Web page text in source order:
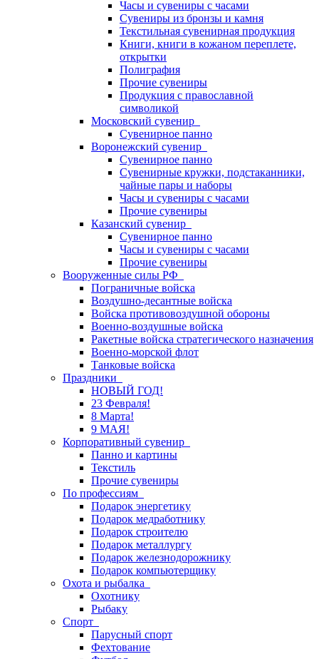
Часы и сувениры с часами
Сувениры из бронзы и камня
Текстильная сувенирная продукция
Книги, книги в кожаном переплете,
открытки
Полиграфия
Прочие сувениры
Продукция с православной
символикой
Московский сувенир
Сувенирное панно
Воронежский сувенир
Сувенирное панно
Сувенирные кружки, подстаканники,
чайные пары и наборы
Часы и сувениры с часами
Прочие сувениры
Казанский сувенир
Сувенирное панно
Часы и сувениры с часами
Прочие сувениры
Вооруженные силы РФ
Пограничные войска
Воздушно-десантные войска
Войска противовоздушной обороны
Военно-воздушные войска
Ракетные войска стратегического назначения
Военно-морской флот
Танковые войска
Праздники
НОВЫЙ ГОД!
23 Февраля!
8 Марта!
9 МАЯ!
Корпоративный сувенир
Панно и картины
Текстиль
Прочие сувениры
По профессиям
Подарок энергетику
Подарок медработнику
Подарок строителю
Подарок металлургу
Подарок железнодорожнику
Подарок компьютерщику
Охота и рыбалка
Охотнику
Рыбаку
Спорт
Парусный спорт
Фехтование